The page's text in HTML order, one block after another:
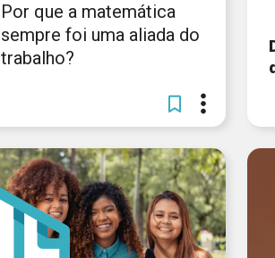
Por que a matemática
sempre foi uma aliada do
trabalho?